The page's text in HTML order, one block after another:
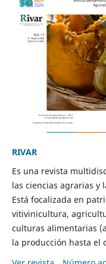
RIVAR
Es una revista
las ciencias agrarias y
Está focalizada en
vitivinicultura,
culturas alimentarias
la producción hasta el